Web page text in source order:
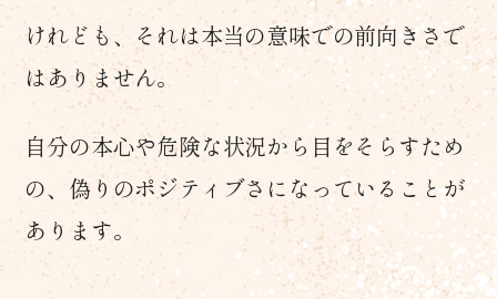
けれども、それは本当の意味での前向きさで
はありません。
自分の本心や危険な状況から目をそらすため
の、偽りのポジティブさになっていることが
あります。